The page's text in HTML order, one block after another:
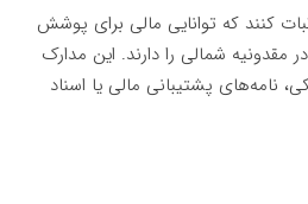
کنند که توانایی مالی برای پوشش
شمالی را دارند. این مدارک
نامه‌های پشتیبانی مالی یا اسناد